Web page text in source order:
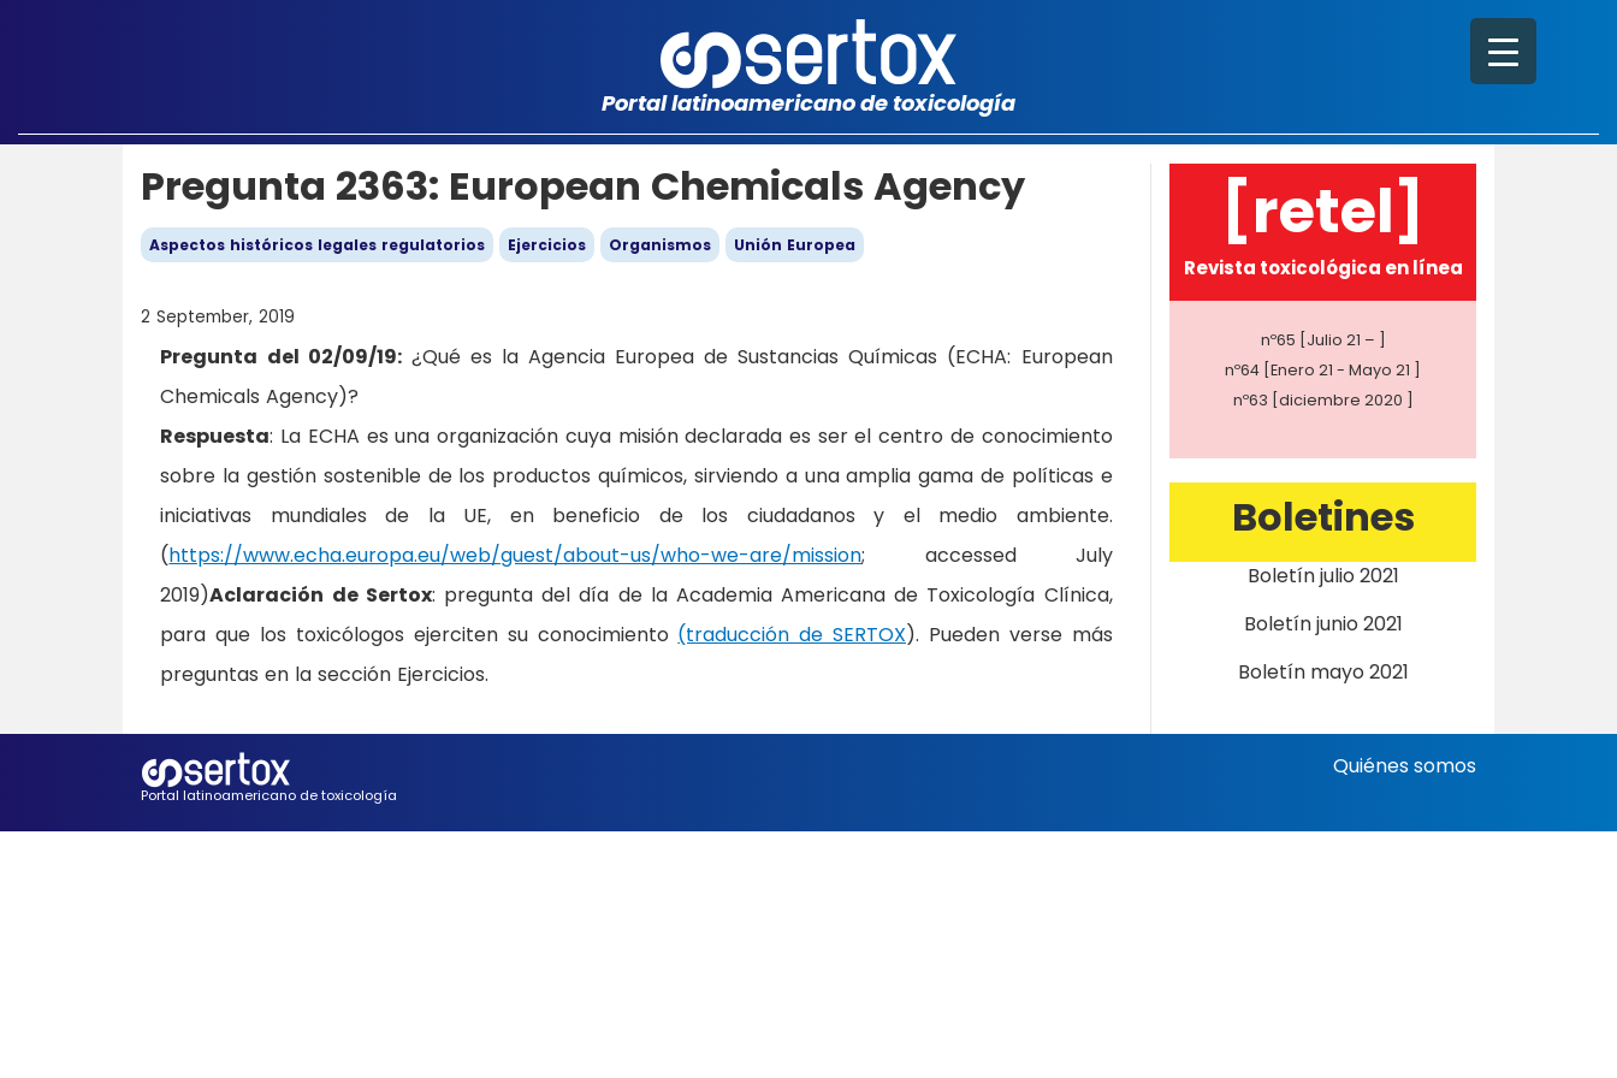
Portal latinoamericano de toxicología
Pregunta 2363: European Chemicals Agency
Aspectos históricos legales regulatorios Ejercicios Organismos Unión Europea
2 September, 2019
Pregunta del 02/09/19:¿Qué es la Agencia Europea de Sustancias Químicas (ECHA: European
Chemicals Agency)?
Respuesta: La ECHA es una organización cuya misión declarada es ser el centro de conocimiento
sobre la gestión sostenible de los productos químicos, sirviendo a una amplia gama de políticas e
iniciativas mundiales de la UE, en beneficio de los ciudadanos y el medio ambiente.
(https://www.echa.europa.eu/web/guest/about-us/who-we-are/mission; accessed July
2019)Aclaración de Sertox: pregunta del día de la Academia Americana de Toxicología Clínica,
para que los toxicólogos ejerciten su conocimiento (traducción de SERTOX). Pueden verse más
preguntas en la sección Ejercicios.
[retel]
Revista toxicológica en línea
nº65 [Julio 21 – ]
nº64 [Enero 21 - Mayo 21 ]
nº63 [diciembre 2020 ]
Boletines
Boletín julio 2021
Boletín junio 2021
Boletín mayo 2021
Portal latinoamericano de toxicología
Quiénes somos